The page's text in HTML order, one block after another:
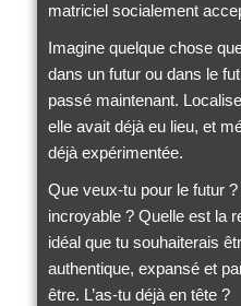
matriciel socialement
Imagine quelque chose
dans un futur ou dans le
passé maintenant.
elle avait déjà eu lieu, et
déjà expérimentée.
Que veux-tu pour le futur
incroyable ? Quelle est la
idéal que tu souhaiterais
authentique, expansé et
être. L’as-tu déjà en tête ?